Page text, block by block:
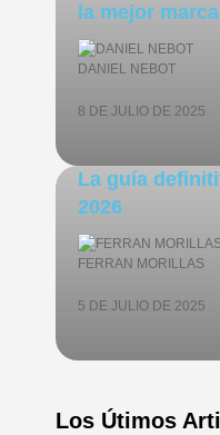
la mejor
DANIEL NEBOT
8 DE JULIO DE 2025
La guía
2026
FERRAN MORILLAS
5 DE JULIO DE 2025
Los Útimos